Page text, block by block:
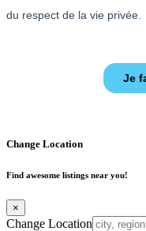
Change Location
Find awesome listings near you!
×
Change Location